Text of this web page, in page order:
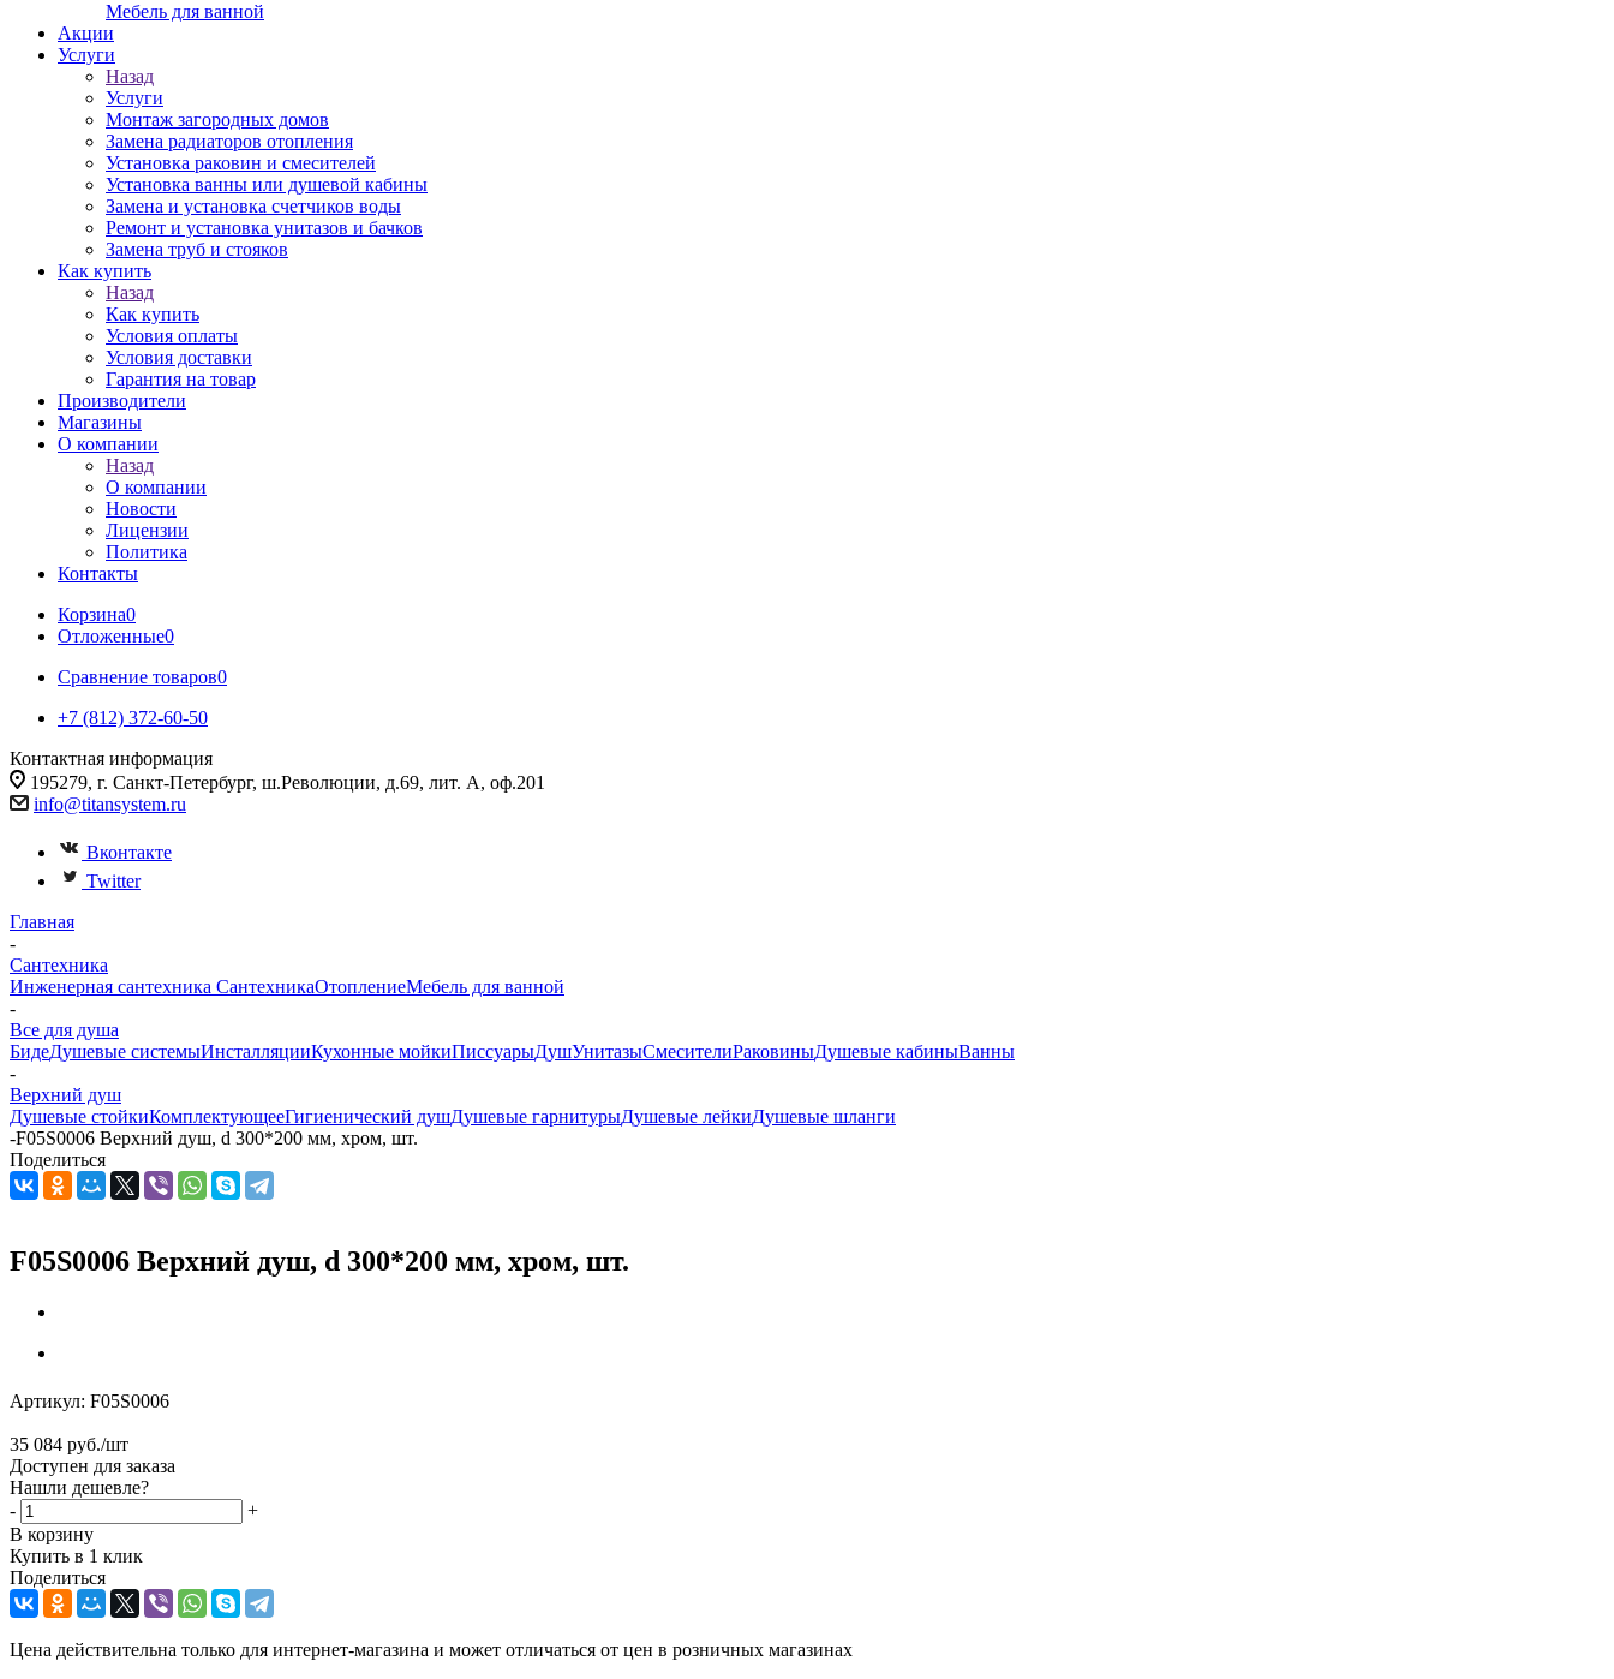
Мебель для ванной
Акции
Услуги
Назад
Услуги
Монтаж загородных домов
Замена радиаторов отопления
Установка раковин и смесителей
Установка ванны или душевой кабины
Замена и установка счетчиков воды
Ремонт и установка унитазов и бачков
Замена труб и стояков
Как купить
Назад
Как купить
Условия оплаты
Условия доставки
Гарантия на товар
Производители
Магазины
О компании
Назад
О компании
Новости
Лицензии
Политика
Контакты
Корзина0
Отложенные0
Сравнение товаров0
+7 (812) 372-60-50
Контактная информация
195279, г. Санкт-Петербург, ш.Революции, д.69, лит. А, оф.201
info@titansystem.ru
Вконтакте
Twitter
Главная
-
Сантехника
Инженерная сантехника СантехникаОтоплениеМебель для ванной
-
Все для душа
БидеДушевые системыИнсталляцииКухонные мойкиПиссуарыДушУнитазыСмесителиРаковиныДушевые кабиныВанны
-
Верхний душ
Душевые стойкиКомплектующееГигиенический душДушевые гарнитурыДушевые лейкиДушевые шланги
-F05S0006 Верхний душ, d 300*200 мм, хром, шт.
Поделиться
F05S0006 Верхний душ, d 300*200 мм, хром, шт.
Артикул: F05S0006
35 084 руб./шт
Доступен для заказа
Нашли дешевле?
-
+
В корзину
Купить в 1 клик
Поделиться
Цена действительна только для интернет-магазина и может отличаться от цен в розничных магазинах